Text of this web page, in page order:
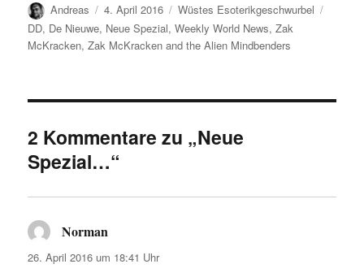
Autor
Andreas
Veröffentlicht
am
4. April 2016 Kategorien
Wüstes Esoterikgeschwurbel
DD, De Nieuwe, Neue Spezial,Weekly World News,Zak
McKracken,Zak McKracken and the Alien Mindbenders
2 Kommentare zu „Neue
Spezial…“
Norman
26. April 2016 um 18:41 Uhr